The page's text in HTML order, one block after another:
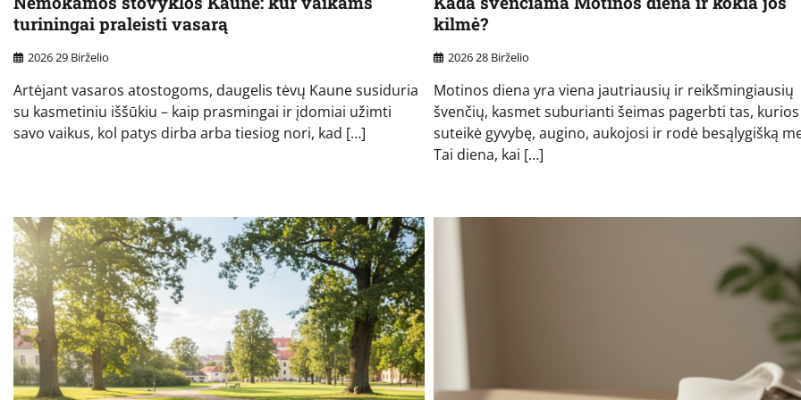
turiningai praleisti vasarą
2026 29 Birželio
Artėjant vasaros atostogoms, daugelis tėvų Kaune susiduria
su kasmetiniu iššūkiu – kaip prasmingai ir įdomiai užimti
savo vaikus, kol patys dirba arba tiesiog nori, kad […]
kilmė?
2026 28 Birželio
Motinos diena yra viena jautriausių ir reikšmingiausių
švenčių, kasmet suburianti šeimas pagerbti tas, kurios
suteikė gyvybę, augino, aukojosi ir rodė besąlygišką
Tai diena, kai […]